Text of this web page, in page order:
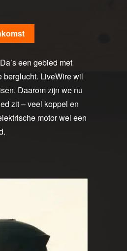
een gebied met
berglucht. LiveWire wil
Daarom zijn we nu
zit – veel koppel en
motor wel een